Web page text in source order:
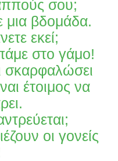
σου;
μια βδομάδα.
εκεί;
στο γάμο!
σκαρφαλώσει
έτοιμος να
οι γονείς